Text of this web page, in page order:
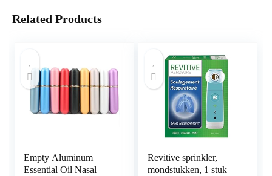
Related Products
Empty Aluminum
Essential Oil Nasal
Revitive sprinkler,
mondstukken, 1 stuk